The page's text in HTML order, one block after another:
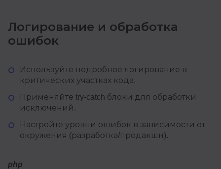
Логирование и обработка
ошибок
Используйте подробное логирование в
критических участках кода.
Применяйте try-catch блоки для обработки
исключений.
Настройте уровни ошибок в зависимости от
окружения (разработка/продакшн).
php